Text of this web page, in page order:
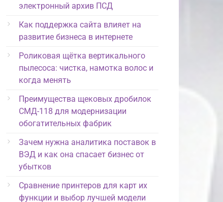
электронный архив ПСД
Как поддержка сайта влияет на
развитие бизнеса в интернете
Роликовая щётка вертикального
пылесоса: чистка, намотка волос и
когда менять
Преимущества щековых дробилок
СМД-118 для модернизации
обогатительных фабрик
Зачем нужна аналитика поставок в
ВЭД и как она спасает бизнес от
убытков
Сравнение принтеров для карт их
функции и выбор лучшей модели